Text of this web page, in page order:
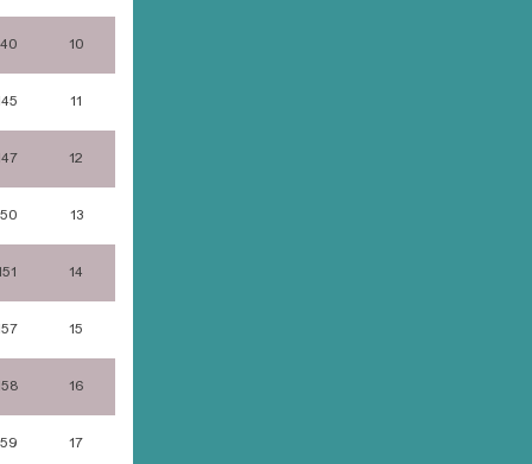
10
11
12
13
14
15
16
17